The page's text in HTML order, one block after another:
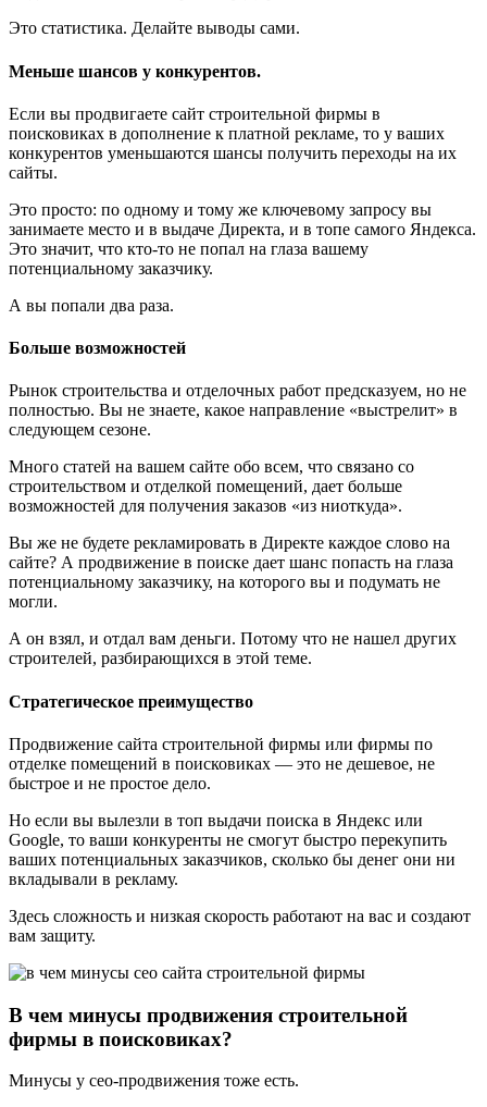
Это статистика. Делайте выводы сами.
Меньше шансов у конкурентов.
Если вы продвигаете сайт строительной фирмы в
поисковиках в дополнение к платной рекламе, то у ваших
конкурентов уменьшаются шансы получить переходы на их
сайты.
Это просто: по одному и тому же ключевому запросу вы
занимаете место и в выдаче Директа, и в топе самого Яндекса.
Это значит, что кто-то не попал на глаза вашему
потенциальному заказчику.
А вы попали два раза.
Больше возможностей
Рынок строительства и отделочных работ предсказуем, но не
полностью. Вы не знаете, какое направление «выстрелит» в
следующем сезоне.
Много статей на вашем сайте обо всем, что связано со
строительством и отделкой помещений, дает больше
возможностей для получения заказов «из ниоткуда».
Вы же не будете рекламировать в Директе каждое слово на
сайте? А продвижение в поиске дает шанс попасть на глаза
потенциальному заказчику, на которого вы и подумать не
могли.
А он взял, и отдал вам деньги. Потому что не нашел других
строителей, разбирающихся в этой теме.
Стратегическое преимущество
Продвижение сайта строительной фирмы или фирмы по
отделке помещений в поисковиках — это не дешевое, не
быстрое и не простое дело.
Но если вы вылезли в топ выдачи поиска в Яндекс или
Google, то ваши конкуренты не смогут быстро перекупить
ваших потенциальных заказчиков, сколько бы денег они ни
вкладывали в рекламу.
Здесь сложность и низкая скорость работают на вас и создают
вам защиту.
В чем минусы продвижения строительной
фирмы в поисковиках?
Минусы у сео-продвижения тоже есть.